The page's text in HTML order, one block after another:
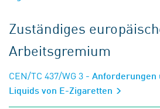
Zuständiges
Arbeitsgremium
CEN/TC 437/WG 3 -
Liquids von E-Zigaretten